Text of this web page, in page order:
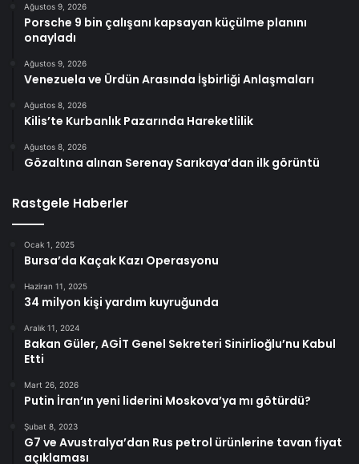
Ağustos 9, 2026
Porsche 9 bin çalışanı kapsayan küçülme planını
onayladı
Ağustos 9, 2026
Venezuela ve Ürdün Arasında İşbirliği Anlaşmaları
Ağustos 8, 2026
Kilis’te Kurbanlık Pazarında Hareketlilik
Ağustos 8, 2026
Gözaltına alınan Serenay Sarıkaya’dan ilk görüntü
Rastgele Haberler
Ocak 1, 2025
Bursa’da Kaçak Kazı Operasyonu
Haziran 11, 2025
34 milyon kişi yardım kuyruğunda
Aralık 11, 2024
Bakan Güler, AGİT Genel Sekreteri Sinirlioğlu’nu Kabul
Etti
Mart 26, 2026
Putin İran’ın yeni liderini Moskova’ya mı götürdü?
Şubat 8, 2023
G7 ve Avustralya’dan Rus petrol ürünlerine tavan fiyat
açıklaması